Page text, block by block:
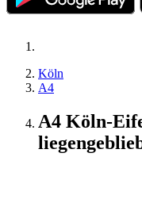
Köln
A4
A4 Köln-